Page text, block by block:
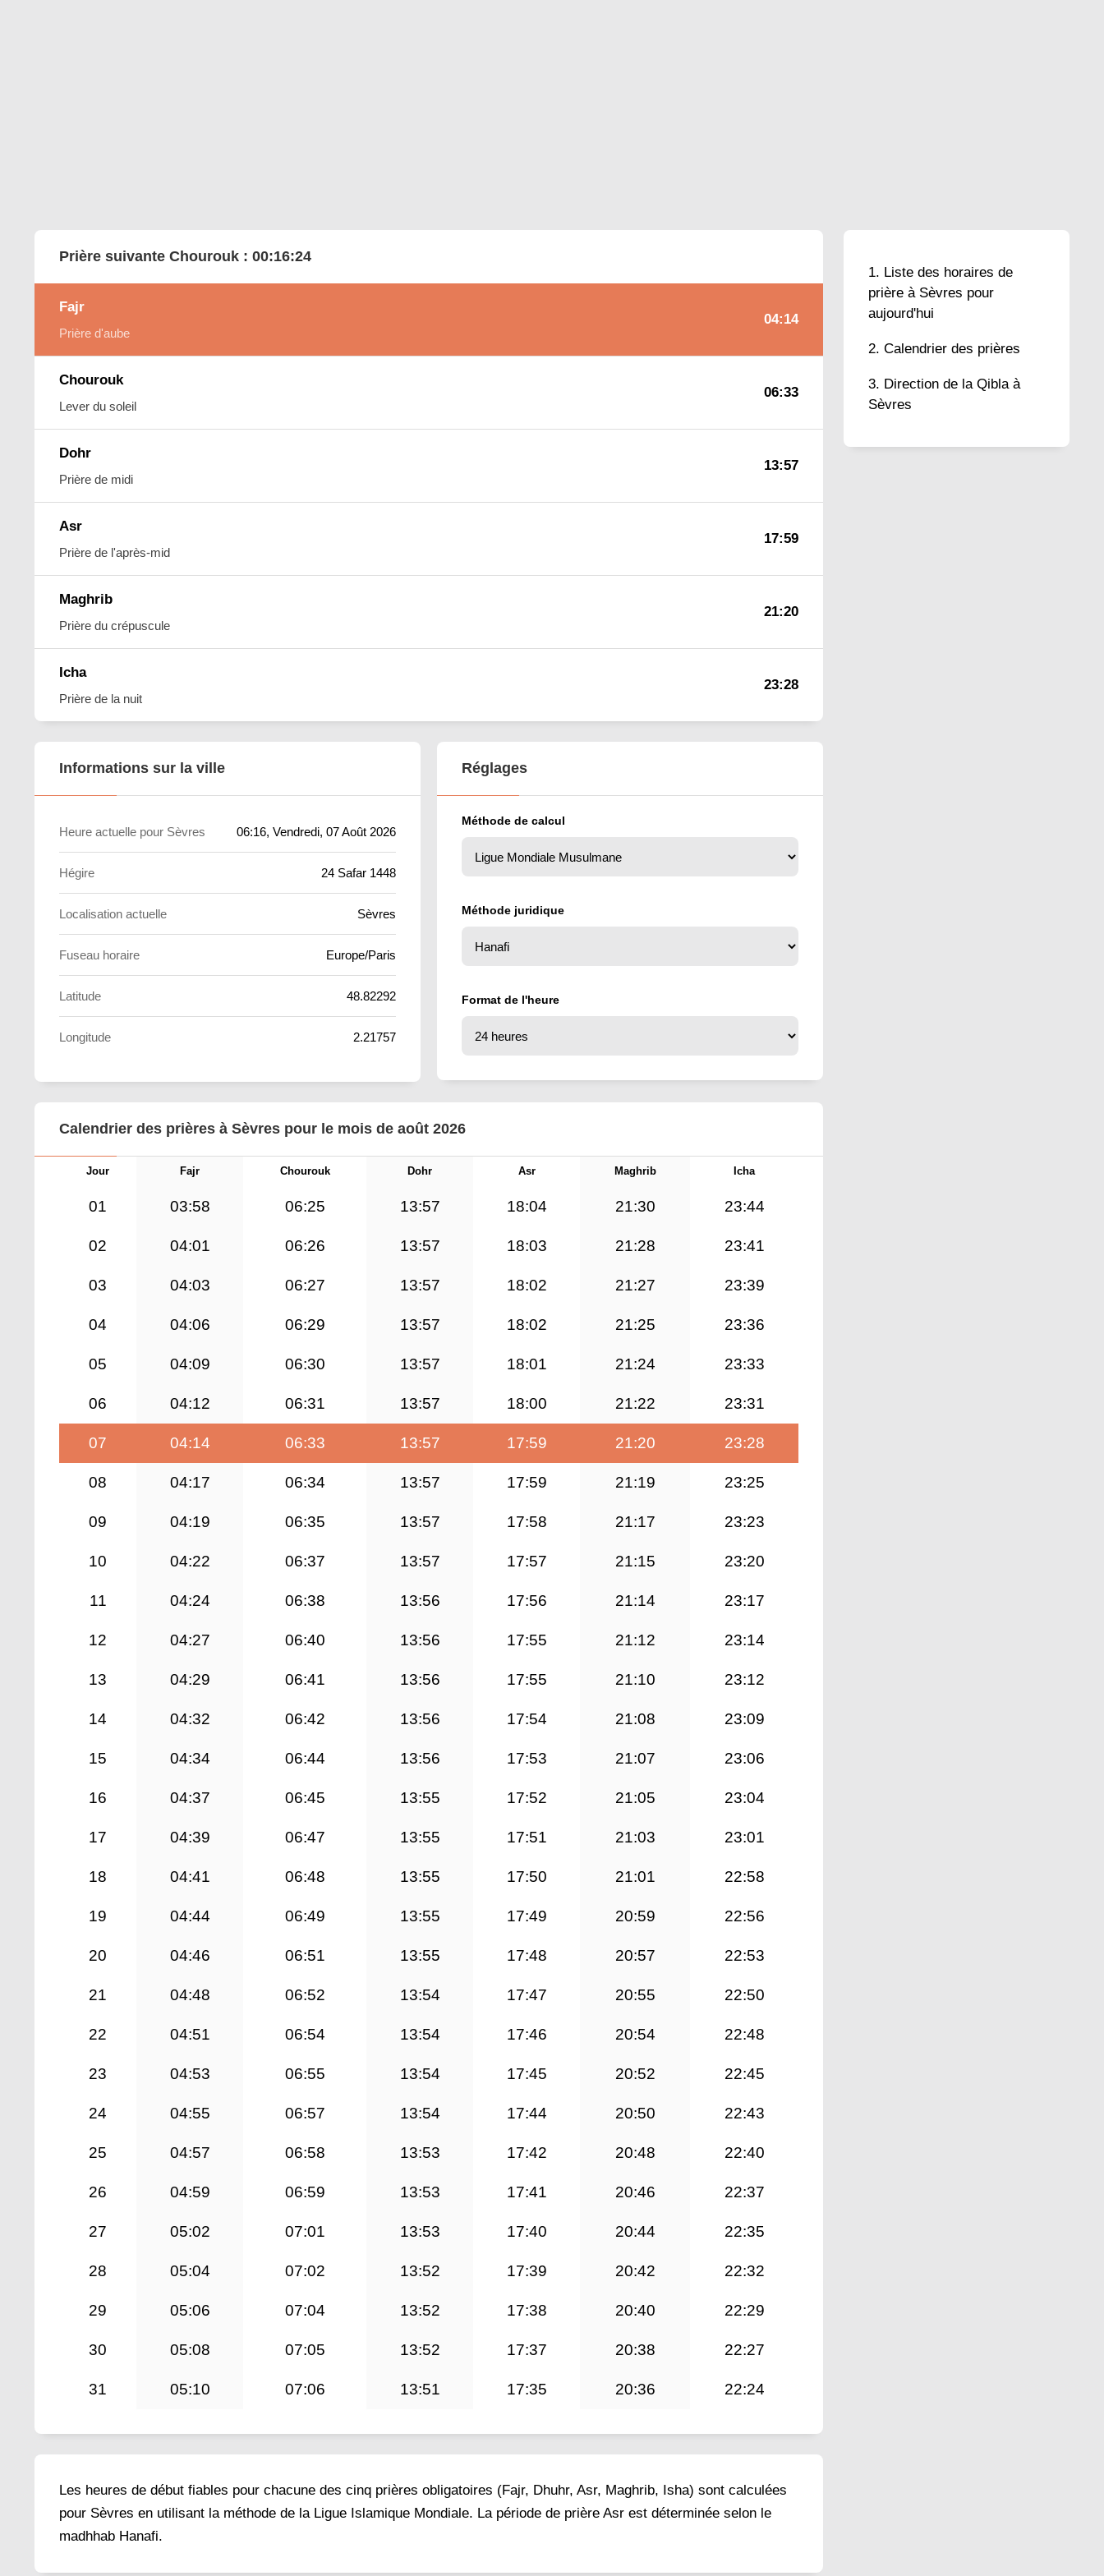
Liste des horaires de
prière à Sèvres pour
aujourd'hui
Calendrier des prières
Direction de la Qibla à
Sèvres
Prière suivante Chourouk : 00:16:22
Fajr
Prière d'aube
04:14
Chourouk
Lever du soleil
06:33
Dohr
Prière de midi
13:57
Asr
Prière de l'après-mid
17:59
Maghrib
Prière du crépuscule
21:20
Icha
Prière de la nuit
23:28
Informations sur la ville
Heure actuelle pour Sèvres 06:16, Vendredi, 07 Août 2026
Hégire 24 Safar 1448
Localisation actuelle Sèvres
Fuseau horaire Europe/Paris
Latitude 48.82292
Longitude 2.21757
Réglages
Méthode de calcul
Méthode juridique
Format de l'heure
Calendrier des prières à Sèvres pour le mois de août 2026
Jour Fajr Chourouk Dohr Asr Maghrib Icha
01 03:58 06:25 13:57 18:04 21:30 23:44
02 04:01 06:26 13:57 18:03 21:28 23:41
03 04:03 06:27 13:57 18:02 21:27 23:39
04 04:06 06:29 13:57 18:02 21:25 23:36
05 04:09 06:30 13:57 18:01 21:24 23:33
06 04:12 06:31 13:57 18:00 21:22 23:31
07 04:14 06:33 13:57 17:59 21:20 23:28
08 04:17 06:34 13:57 17:59 21:19 23:25
09 04:19 06:35 13:57 17:58 21:17 23:23
10 04:22 06:37 13:57 17:57 21:15 23:20
11 04:24 06:38 13:56 17:56 21:14 23:17
12 04:27 06:40 13:56 17:55 21:12 23:14
13 04:29 06:41 13:56 17:55 21:10 23:12
14 04:32 06:42 13:56 17:54 21:08 23:09
15 04:34 06:44 13:56 17:53 21:07 23:06
16 04:37 06:45 13:55 17:52 21:05 23:04
17 04:39 06:47 13:55 17:51 21:03 23:01
18 04:41 06:48 13:55 17:50 21:01 22:58
19 04:44 06:49 13:55 17:49 20:59 22:56
20 04:46 06:51 13:55 17:48 20:57 22:53
21 04:48 06:52 13:54 17:47 20:55 22:50
22 04:51 06:54 13:54 17:46 20:54 22:48
23 04:53 06:55 13:54 17:45 20:52 22:45
24 04:55 06:57 13:54 17:44 20:50 22:43
25 04:57 06:58 13:53 17:42 20:48 22:40
26 04:59 06:59 13:53 17:41 20:46 22:37
27 05:02 07:01 13:53 17:40 20:44 22:35
28 05:04 07:02 13:52 17:39 20:42 22:32
29 05:06 07:04 13:52 17:38 20:40 22:29
30 05:08 07:05 13:52 17:37 20:38 22:27
31 05:10 07:06 13:51 17:35 20:36 22:24
Les heures de début fiables pour chacune des cinq prières obligatoires (Fajr, Dhuhr, Asr, Maghrib, Isha) sont calculées
pour Sèvres en utilisant la méthode de la Ligue Islamique Mondiale. La période de prière Asr est déterminée selon le
madhhab Hanafi.